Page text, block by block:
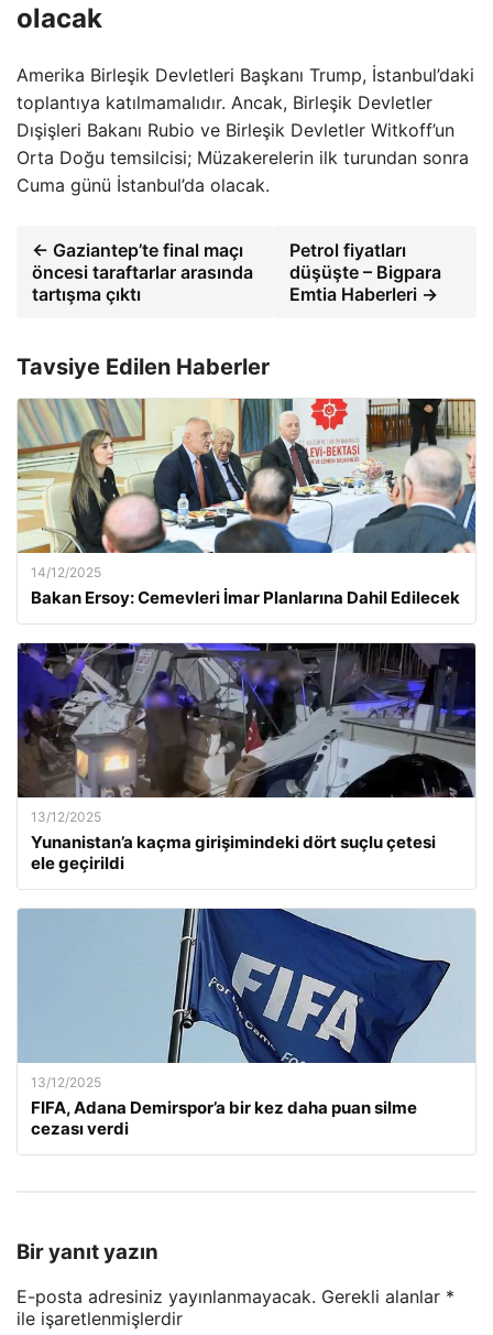
olacak
Amerika Birleşik Devletleri Başkanı Trump, İstanbul’daki
toplantıya katılmamalıdır. Ancak, Birleşik Devletler
Dışişleri Bakanı Rubio ve Birleşik Devletler Witkoff’un
Orta Doğu temsilcisi; Müzakerelerin ilk turundan sonra
Cuma günü İstanbul’da olacak.
← Gaziantep’te final maçı
öncesi taraftarlar arasında
tartışma çıktı
Petrol fiyatları
düşüşte – Bigpara
Emtia Haberleri →
Tavsiye Edilen Haberler
14/12/2025
Bakan Ersoy: Cemevleri İmar Planlarına Dahil Edilecek
13/12/2025
Yunanistan’a kaçma girişimindeki dört suçlu çetesi
ele geçirildi
13/12/2025
FIFA, Adana Demirspor’a bir kez daha puan silme
cezası verdi
Bir yanıt yazın
E-posta adresiniz yayınlanmayacak. Gerekli alanlar *
ile işaretlenmişlerdir